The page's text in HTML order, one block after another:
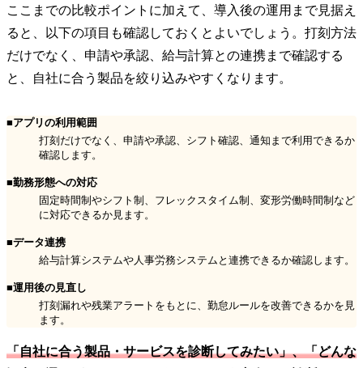
ここまでの比較ポイントに加えて、導入後の運用まで見据え
ると、以下の項目も確認しておくとよいでしょう。打刻方法
だけでなく、申請や承認、給与計算との連携まで確認する
と、自社に合う製品を絞り込みやすくなります。
■アプリの利用範囲
打刻だけでなく、申請や承認、シフト確認、通知まで利用できるか
確認します。
■勤務形態への対応
固定時間制やシフト制、フレックスタイム制、変形労働時間制など
に対応できるか見ます。
■データ連携
給与計算システムや人事労務システムと連携できるか確認します。
■運用後の見直し
打刻漏れや残業アラートをもとに、勤怠ルールを改善できるかを見
ます。
「自社に合う製品・サービスを診断してみたい」、「どんな